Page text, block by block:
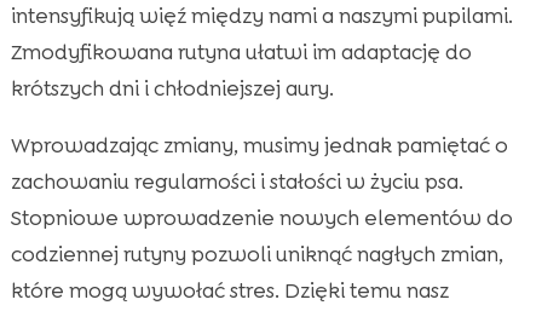
intensyfikują więź między nami a naszymi pupilami.
Zmodyfikowana rutyna ułatwi im adaptację do
krótszych dni i chłodniejszej aury.
Wprowadzając zmiany, musimy jednak pamiętać o
zachowaniu regularności i stałości w życiu psa.
Stopniowe wprowadzenie nowych elementów do
codziennej rutyny pozwoli uniknąć nagłych zmian,
które mogą wywołać stres. Dzięki temu nasz